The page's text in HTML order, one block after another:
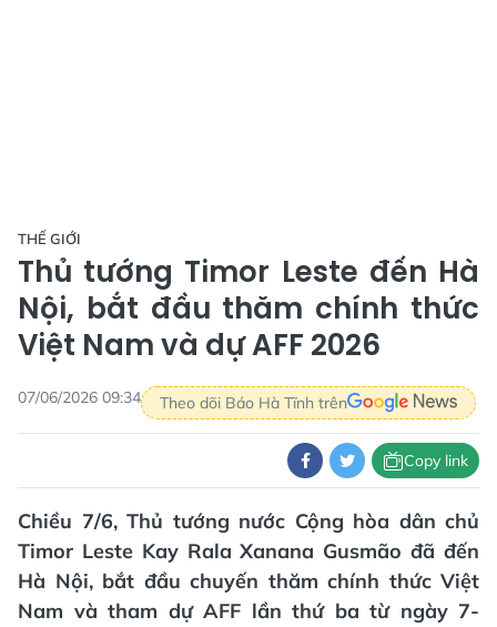
THẾ GIỚI
Thủ tướng Timor Leste đến Hà
Nội, bắt đầu thăm chính thức
Việt Nam và dự AFF 2026
07/06/2026 09:34 Theo dõi Báo Hà Tĩnh trên
Copy link
Chiều 7/6, Thủ tướng nước Cộng hòa dân chủ
Timor Leste Kay Rala Xanana Gusmão đã đến
Hà Nội, bắt đầu chuyến thăm chính thức Việt
Nam và tham dự AFF lần thứ ba từ ngày 7-